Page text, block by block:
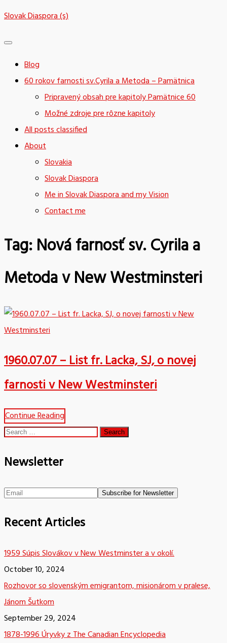
Skip
content
Slovak Diaspora (s)
Blog
60 rokov farnosti sv.Cyrila a Metoda – Pamätnica
Pripravený obsah pre kapitoly Pamätnice 60
Možné zdroje pre rôzne kapitoly
All posts classified
About
Slovakia
Slovak Diaspora
Me in Slovak Diaspora and my Vision
Contact me
Tag:Nová farnosť sv. Cyrila a
Metoda v New Westminsteri
1960.07.07 – List fr. Lacka, SJ, o novej
farnosti v New Westminsteri
Continue Reading
Search
Newsletter
Recent Articles
1959 Súpis Slovákov v New Westminster a v okolí.
October 10, 2024
Rozhovor so slovenským emigrantom, misionárom v pralese,
Jánom Šutkom
September 29, 2024
1878-1996 Úryvky z The Canadian Encyclopedia